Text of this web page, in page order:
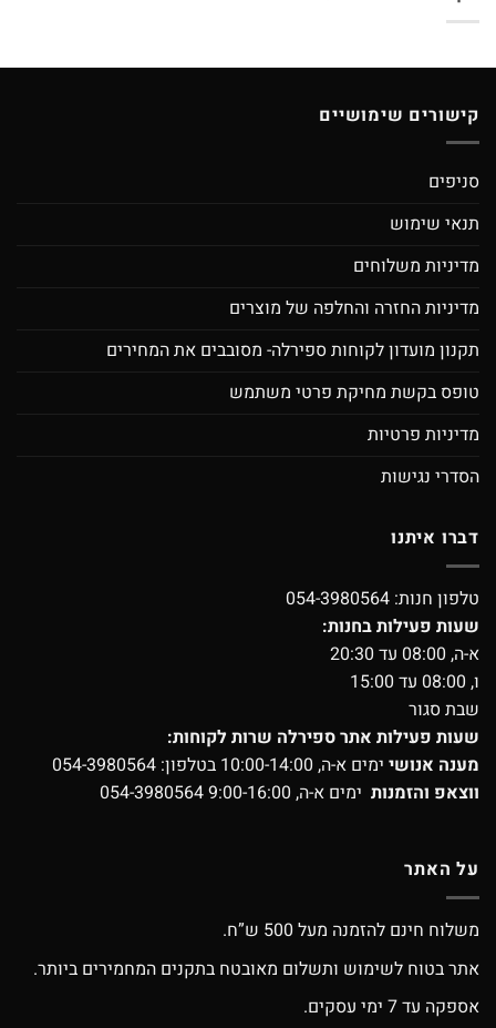
קישורים שימושיים
סניפים
תנאי שימוש
מדיניות משלוחים
מדיניות החזרה והחלפה של מוצרים
תקנון מועדון לקוחות ספירלה- מסובבים את המחירים
טופס בקשת מחיקת פרטי משתמש
מדיניות פרטיות
הסדרי נגישות
דברו איתנו
טלפון חנות:054-3980564
שעות פעילות בחנות:
א-ה, 08:00 עד 20:30
ו, 08:00 עד 15:00
שבת סגור
שעות פעילות אתר ספירלה שרות לקוחות:
מענה אנושיימים א-ה, 10:00-14:00 בטלפון:
054-3980564
ווצאפ והזמנותימים א-ה, 9:00-16:00 054-3980564
על האתר
משלוח חינם להזמנה מעל 500 ש”ח.
אתר בטוח לשימוש ותשלום מאובטח בתקנים המחמירים ביותר.
אספקה עד 7 ימי עסקים.